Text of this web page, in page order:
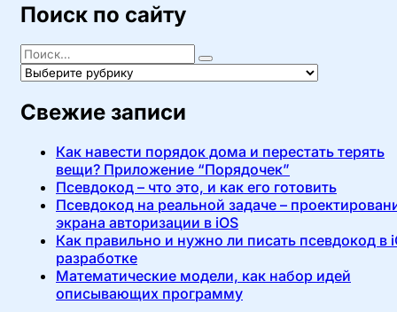
Поиск по сайту
Поиск
Найти
Рубрики
Свежие записи
Как навести порядок дома и перестать терять
вещи? Приложение “Порядочек”
Псевдокод – что это, и как его готовить
Псевдокод на реальной задаче –
экрана авторизации в iOS
Как правильно и нужно ли писать псевдокод в
разработке
Математические модели, как набор идей
описывающих программу